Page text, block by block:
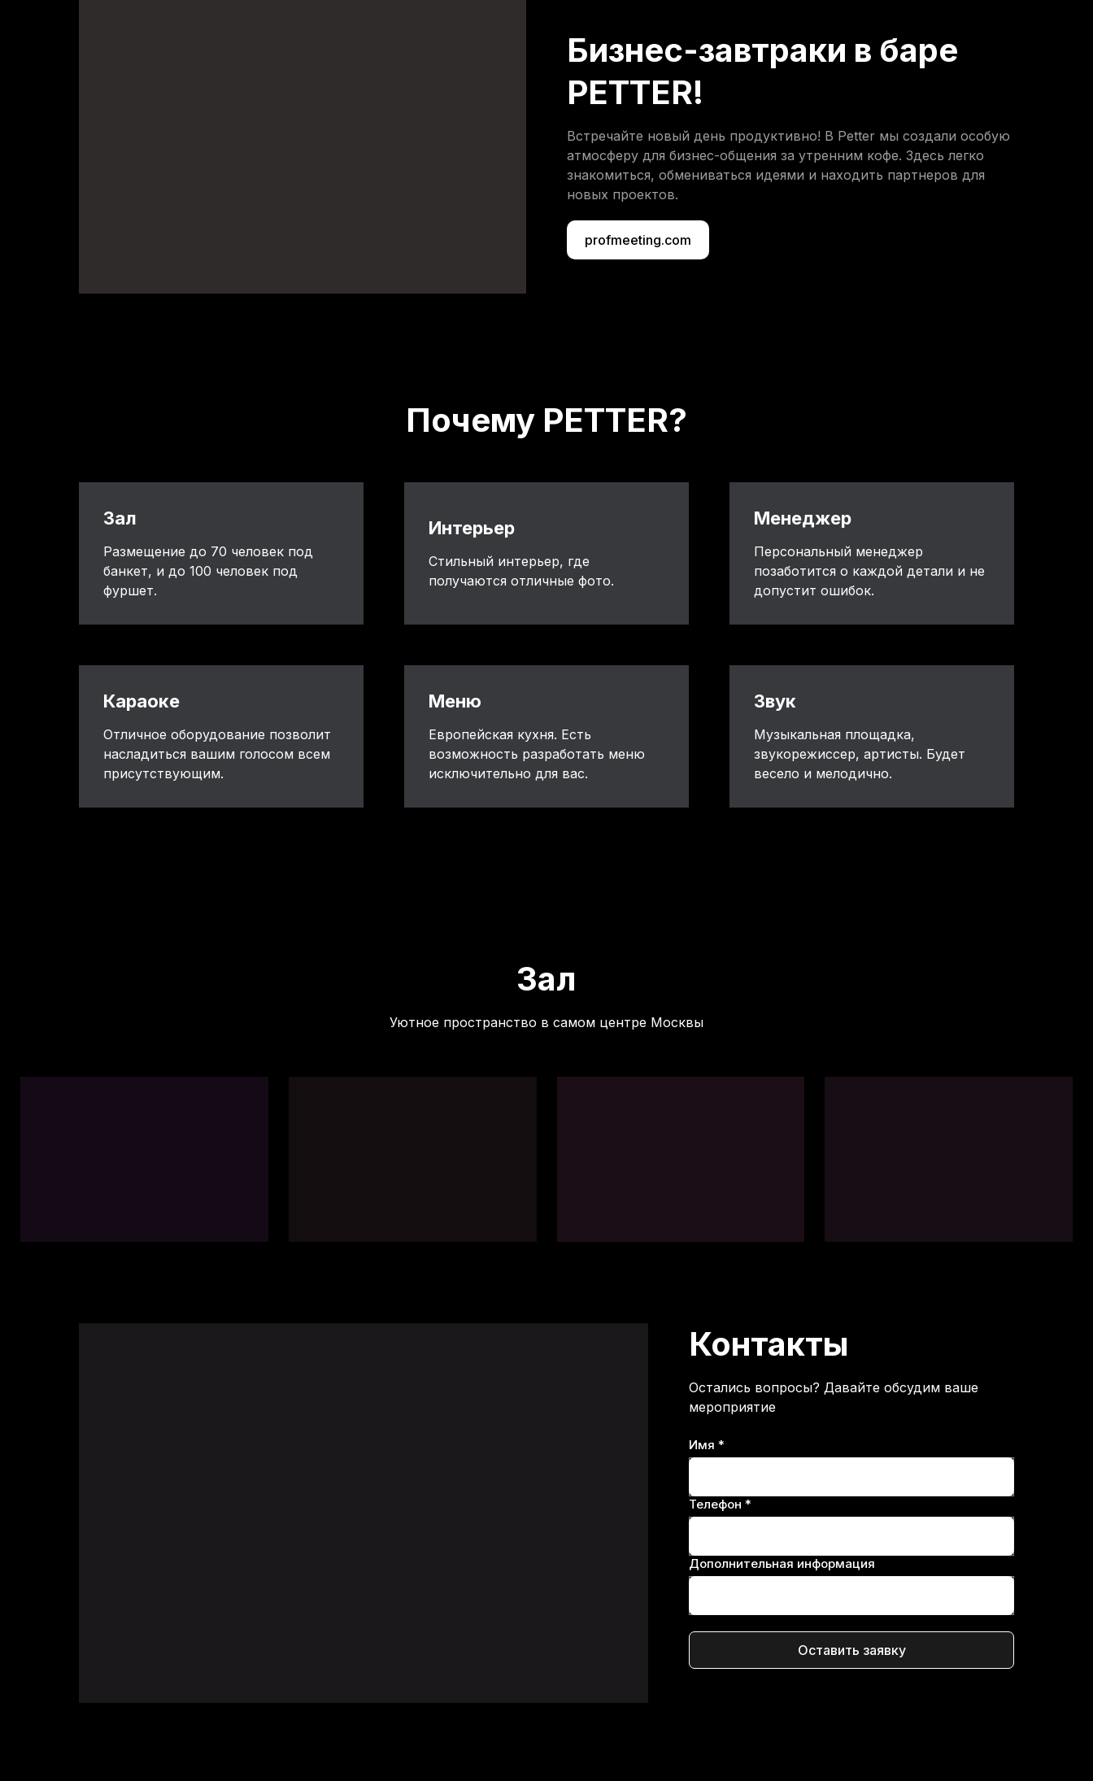
Бизнес-завтраки в баре
PETTER!
Встречайте новый день продуктивно! В Petter мы создали особую
атмосферу для бизнес-общения за утренним кофе. Здесь легко
знакомиться, обмениваться идеями и находить партнеров для
новых проектов.
profmeeting.com
Почему PETTER?
Зал
Размещение до 70 человек под
банкет, и до 100 человек под
фуршет.
Интерьер
Стильный интерьер, где
получаются отличные фото.
Менеджер
Персональный менеджер
позаботится о каждой детали и не
допустит ошибок.
Караоке
Отличное оборудование позволит
насладиться вашим голосом всем
присутствующим.
Меню
Европейская кухня. Есть
возможность разработать меню
исключительно для вас.
Звук
Музыкальная площадка,
звукорежиссер, артисты. Будет
весело и мелодично.
Зал
Уютное пространство в самом центре Москвы
Контакты
Остались вопросы? Давайте обсудим ваше
мероприятие
Имя *
Телефон *
Дополнительная информация
Оставить заявку